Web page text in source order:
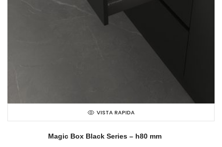
VISTA RAPIDA
Magic Box Black Series – h80 mm